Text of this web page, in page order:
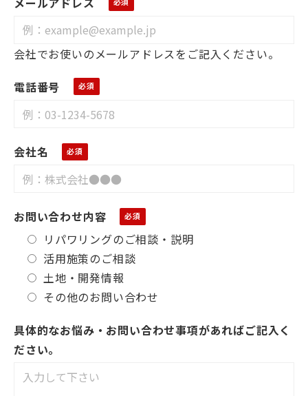
下記フォームにご記入ください。（1分）
LP蓄電池
氏名
メールアドレス
会社でお使いのメールアドレスをご記入ください。
電話番号
会社名
お問い合わせ内容